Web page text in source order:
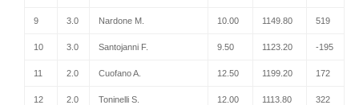
9 3.0 Nardone M. 10.00 1149.80 519
10 3.0 Santojanni F. 9.50 1123.20 -195
11 2.0 Cuofano A. 12.50 1199.20 172
12 2.0 Toninelli S. 12.00 1113.80 322